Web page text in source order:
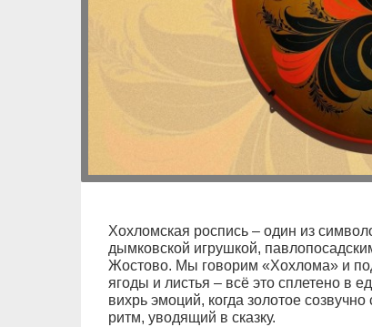
Хохломская роспись – один из
дымковской игрушкой,
Жостово. Мы говорим «Хохлома» и
ягоды и листья – всё это сплетено в
вихрь эмоций, когда золотое
ритм, уводящий в сказку.